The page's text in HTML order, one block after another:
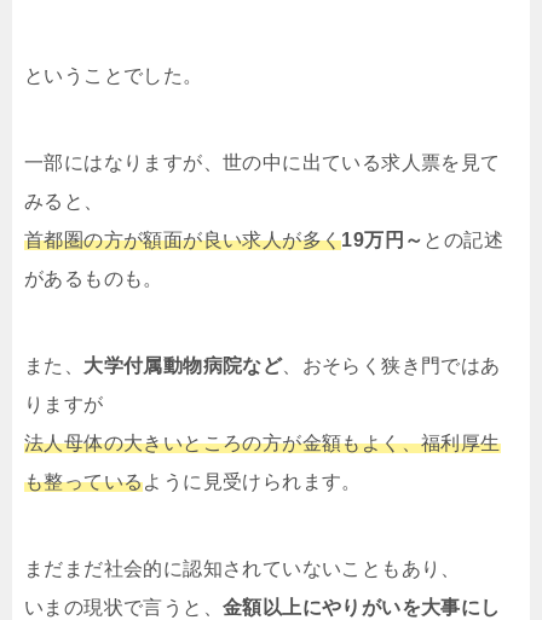
ということでした。
一部にはなりますが、世の中に出ている求人票を見て
みると、
首都圏の方が額面が良い求人が多く19万円～ との記述
があるものも。
また、 大学付属動物病院など、おそらく狭き門ではあ
りますが
法人母体の大きいところの方が金額もよく、福利厚生
も整っているように見受けられます。
まだまだ社会的に認知されていないこともあり、
いまの現状で言うと、 金額以上にやりがいを大事にし